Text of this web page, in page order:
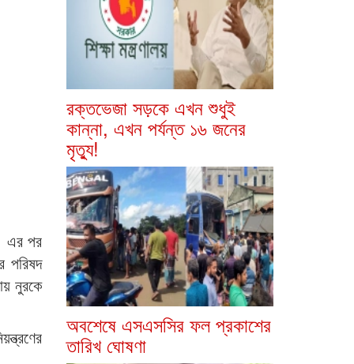
এর পর
পরিষদ
নুরকে
রক্তভেজা সড়কে এখন শুধুই
কান্না, এখন পর্যন্ত ১৬ জনের
মৃত্যু!
অবশেষে এসএসসির ফল প্রকাশের
তারিখ ঘোষণা